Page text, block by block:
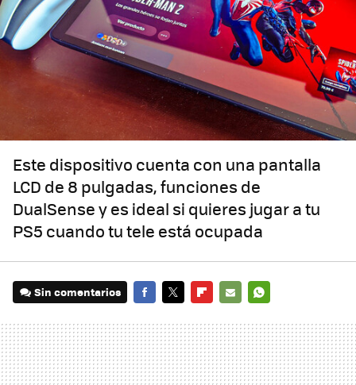
Este dispositivo cuenta con una pantalla
LCD de 8 pulgadas, funciones de
DualSense y es ideal si quieres jugar a tu
PS5 cuando tu tele está ocupada
Sin comentarios
MAIL